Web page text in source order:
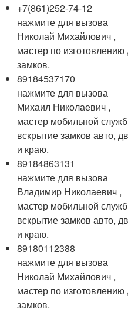
+7(861)252-74-12
нажмите для вызова
Николай Михайлович ,
мастер по
замков.
89184537170
нажмите для вызова
Михаил Николаевич ,
мастер мобильной
вскрытие замков авто,
и краю.
89184863131
нажмите для вызова
Владимир Николаевич ,
мастер мобильной
вскрытие замков авто,
и краю.
89180112388
нажмите для вызова
Николай Михайлович ,
мастер по
замков.